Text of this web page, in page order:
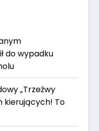
do wypadku
„Trzeźwy
kierujących! To